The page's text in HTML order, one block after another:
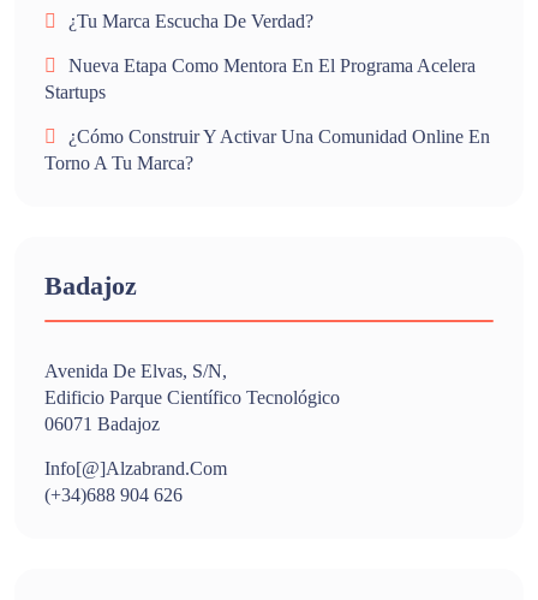
¿Tu Marca Escucha De Verdad?
Nueva Etapa Como Mentora En El Programa Acelera
Startups
¿Cómo Construir Y Activar Una Comunidad Online En
Torno A Tu Marca?
Badajoz
Avenida De Elvas, S/n,
Edificio Parque Científico Tecnológico
06071 Badajoz
Info[@]alzabrand.com
(+34)688 904 626